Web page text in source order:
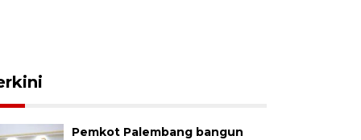
Pemkot Palembang bangun